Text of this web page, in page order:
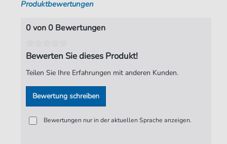
Seiten:
20
Verlag:
Jürgen Knuth
Produktbewertungen
0 von 0 Bewertungen
Bewerten Sie dieses Produkt!
Teilen Sie Ihre Erfahrungen mit anderen Kunden.
Bewertung schreiben
Bewertungen nur in der aktuellen Sprache anzeigen.